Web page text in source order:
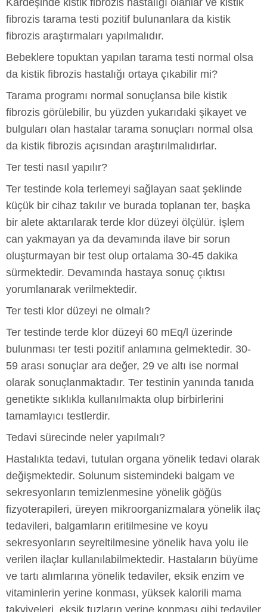
fibrozis tarama testi pozitif bulunanlara da kistik
fibrozis araştırmaları yapılmalıdır.
Bebeklere topuktan yapılan tarama testi normal olsa
da kistik fibrozis hastalığı ortaya çıkabilir mi?
Tarama programı normal sonuçlansa bile kistik
fibrozis görülebilir, bu yüzden yukarıdaki şikayet ve
bulguları olan hastalar tarama sonuçları normal olsa
da kistik fibrozis açısından araştırılmalıdırlar.
Ter testi nasıl yapılır?
Ter testinde kola terlemeyi sağlayan saat şeklinde
küçük bir cihaz takılır ve burada toplanan ter, başka
bir alete aktarılarak terde klor düzeyi ölçülür. İşlem
can yakmayan ya da devamında ilave bir sorun
oluşturmayan bir test olup ortalama 30-45 dakika
sürmektedir. Devamında hastaya sonuç çıktısı
yorumlanarak verilmektedir.
Ter testi klor düzeyi ne olmalı?
Ter testinde terde klor düzeyi 60 mEq/l üzerinde
bulunması ter testi pozitif anlamına gelmektedir. 30-
59 arası sonuçlar ara değer, 29 ve altı ise normal
olarak sonuçlanmaktadır. Ter testinin yanında tanıda
genetikte sıklıkla kullanılmakta olup birbirlerini
tamamlayıcı testlerdir.
Tedavi sürecinde neler yapılmalı?
Hastalıkta tedavi, tutulan organa yönelik tedavi olarak
değişmektedir. Solunum sistemindeki balgam ve
sekresyonların temizlenmesine yönelik göğüs
fizyoterapileri, üreyen mikroorganizmalara yönelik ilaç
tedavileri, balgamların eritilmesine ve koyu
sekresyonların seyreltilmesine yönelik hava yolu ile
verilen ilaçlar kullanılabilmektedir. Hastaların büyüme
ve tartı alımlarına yönelik tedaviler, eksik enzim ve
vitaminlerin yerine konması, yüksek kalorili mama
takviyeleri, eksik tuzların yerine konması gibi tedaviler